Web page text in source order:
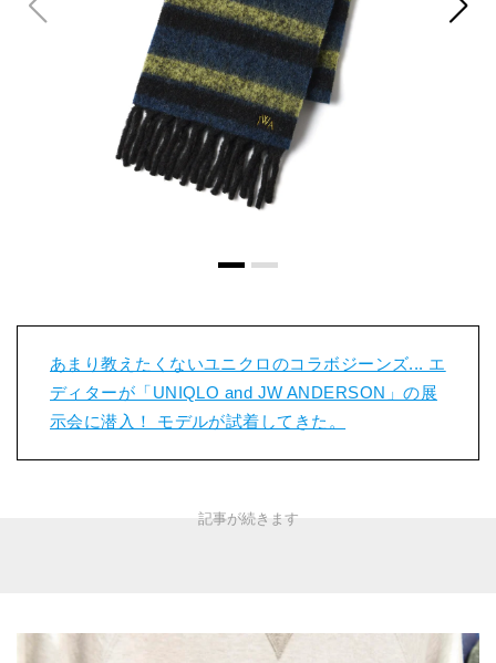
あまり教えたくないユニクロのコラボジーンズ... エ
ディターが「UNIQLO and JW ANDERSON」の展
示会に潜入！ モデルが試着してきた。